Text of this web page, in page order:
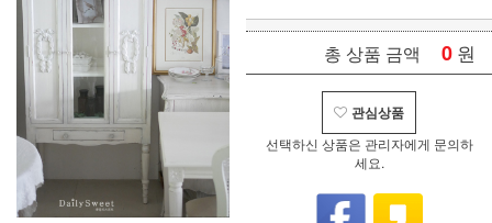
총 상품 금액 0 원
관심상품
선택하신 상품은 관리자에게 문의하
세요.